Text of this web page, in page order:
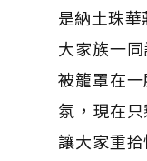
是納土珠
大家族一
被籠罩在
氛，現在
讓大家重